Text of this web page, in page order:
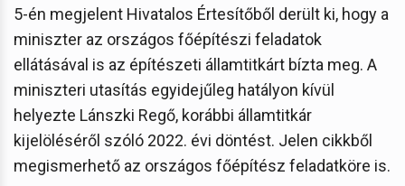
5-én megjelent Hivatalos Értesítőből derült ki, hogy a
miniszter az országos főépítészi feladatok
ellátásával is az építészeti államtitkárt bízta meg. A
miniszteri utasítás egyidejűleg hatályon kívül
helyezte Lánszki Regő, korábbi államtitkár
kijelöléséről szóló 2022. évi döntést. Jelen cikkből
megismerhető az országos főépítész feladatköre is.